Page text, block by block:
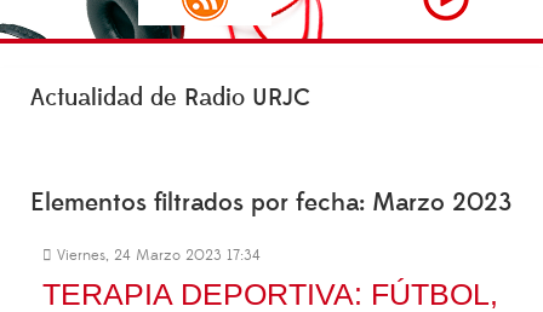
Actualidad de Radio URJC
Elementos filtrados por fecha: Marzo 2023
Viernes, 24 Marzo 2023 17:34
TERAPIA DEPORTIVA: FÚTBOL,